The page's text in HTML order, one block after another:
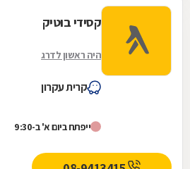
קסידי בוטיק
היה ראשון לדרג
קרית עקרון
ייפתח ביום א' ב-9:30